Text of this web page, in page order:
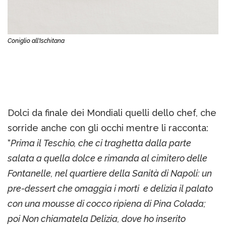
Coniglio all'Ischitana
Dolci da finale dei Mondiali quelli dello chef, che
sorride anche con gli occhi mentre li racconta:
“Prima il Teschio, che ci traghetta dalla parte
salata a quella dolce e rimanda al cimitero delle
Fontanelle, nel quartiere della Sanità di Napoli: un
pre-dessert che omaggia i morti e delizia il palato
con una mousse di cocco ripiena di Pina Colada;
poi Non chiamatela Delizia, dove ho inserito